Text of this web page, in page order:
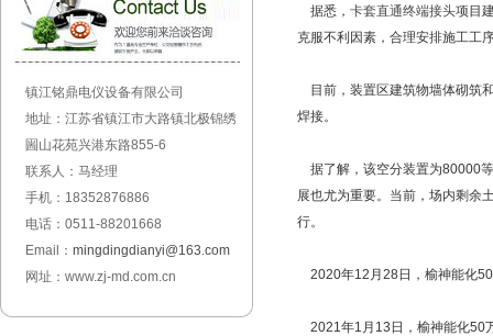
镇江铭鼎电仪设备有限公司
地址：江苏省镇江市大路镇北极锦绣
圌山花苑兴港东路855-6
联系人：马经理
手机：18352876886
电话：0511-88201668
Email： mingdingdianyi@163.com
网址：www.zj-md.com.cn
据悉， 卡套直通终端接头项目
克服不利因素，合理安排施工工
目前，装置区建筑物墙体砌筑
焊接。
据了解，该空分装置为80000
展也尤为重要。当前，场内剩余
行。
2020年12月28日，榆神能化
2021年1月13日，榆神能化50